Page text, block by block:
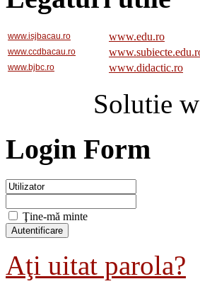
www.isjbacau.ro www.edu.ro
www.ccdbacau.ro
www.bjbc.ro www.didactic.ro
Solutie
Login Form
Ţine-mă minte
Aţi uitat parola?